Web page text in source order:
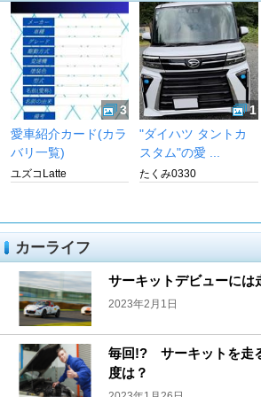
3
愛車紹介カード(カラ
バリ一覧)
ユズコLatte
1
"ダイハツ タントカ
スタム"の愛 ...
たくみ0330
カーライフ
サーキットデビューには
2023年2月1日
毎回!? サーキットを走
度は？